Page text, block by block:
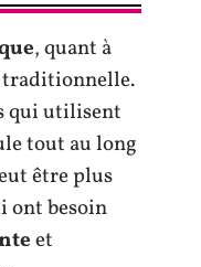
, quant à
traditionnelle.
qui utilisent
tout au long
être plus
ont besoin
et